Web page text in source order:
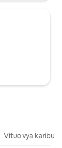
Vituo vya karibu